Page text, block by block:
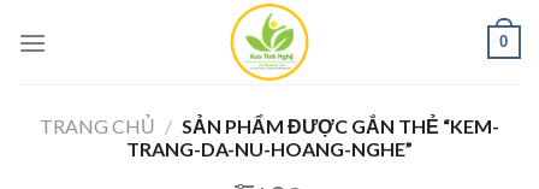
0
TRANG CHỦ / SẢN PHẨM ĐƯỢC GẮN THẺ “KEM-
TRANG-DA-NU-HOANG-NGHE”